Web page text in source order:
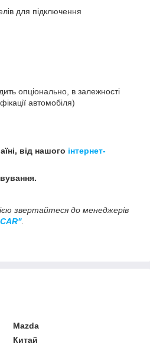
для підключення
опціонально, в залежності
автомобіля)
від нашого інтернет-
звертайтеся до менеджерів
.
Mazda
Китай